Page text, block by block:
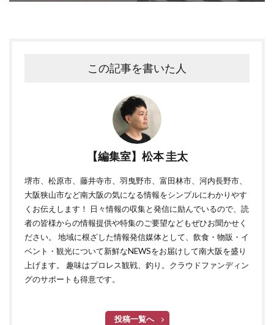
この記事を書いた人
【編集室】松本 圭太
堺市、松原市、藤井寺市、羽曳野市、富田林市、河内長野市、
大阪狭山市など南大阪の気になる情報をシンプルにわかりやす
くお伝えします！ 日々情報の収集と発信に励んでいるので、読
者の皆様からの情報提供や特集のご要望などもぜひお聞かせく
ださい。 地域に根ざした情報発信媒体として、飲食・物販・イ
ベント・観光について新鮮なNEWSをお届けして南大阪を盛り
上げます。 趣味はプロレス観戦、釣り。クラウドファンディン
グのサポートも得意です。
投稿一覧へ